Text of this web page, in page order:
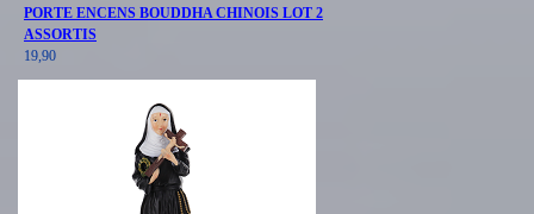
PORTE ENCENS BOUDDHA CHINOIS LOT 2
ASSORTIS
19,90